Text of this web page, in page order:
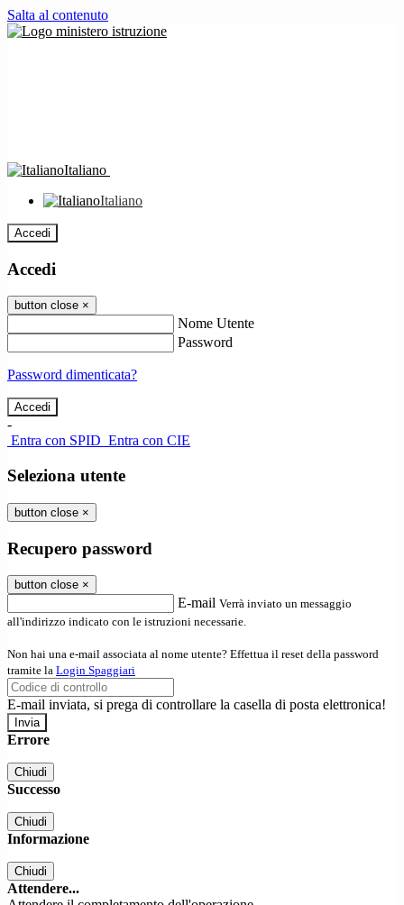
Salta al contenuto
Italiano
Italiano
Accedi
Accedi
button close ×
Nome Utente
Password
Password dimenticata?
-
Entra con SPID Entra con CIE
Seleziona utente
button close ×
Recupero password
button close ×
E-mail Verrà inviato un messaggio
all'indirizzo indicato con le istruzioni necessarie.
Non hai una e-mail associata al nome utente? Effettua il reset della password
tramite la Login Spaggiari
E-mail inviata, si prega di controllare la casella di posta elettronica!
Errore
Chiudi
Successo
Chiudi
Informazione
Chiudi
Attendere...